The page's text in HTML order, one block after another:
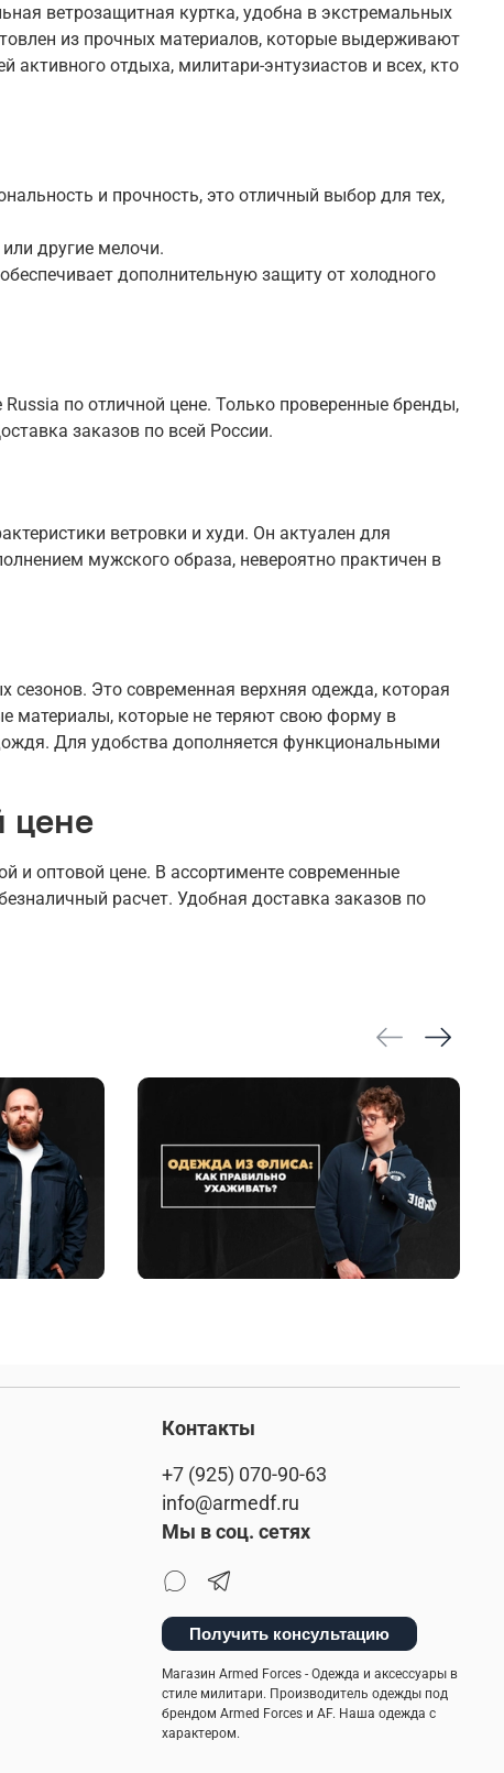
ветрозащитная куртка, удобна в экстремальных
из прочных материалов, которые выдерживают
отдыха, милитари-энтузиастов и всех, кто
и прочность, это отличный выбор для тех,
другие мелочи.
дополнительную защиту от холодного
по отличной цене. Только проверенные бренды,
заказов по всей России.
ветровки и худи. Он актуален для
мужского образа, невероятно практичен в
Это современная верхняя одежда, которая
материалы, которые не теряют свою форму в
Для удобства дополняется функциональными
цене
и оптовой цене. В ассортименте современные
расчет. Удобная доставка заказов по
Контакты
+7 (925) 070-90-63
info@armedf.ru
Мы в соц. сетях
Получить консультацию
Магазин Armed Forces - Одежда и аксессуары в
стиле милитари. Производитель одежды под
брендом Armed Forces и AF. Наша одежда с
характером.